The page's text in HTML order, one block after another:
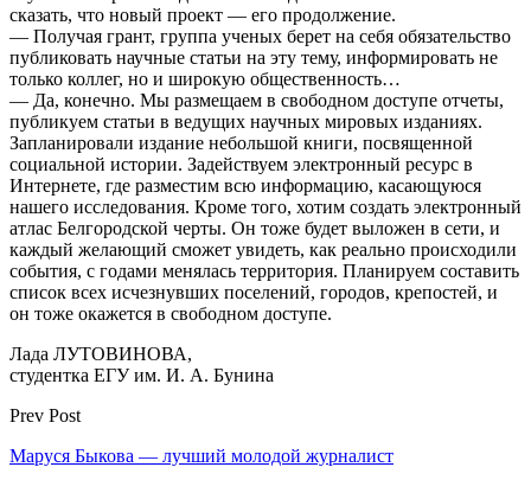
сказать, что новый проект — его продолжение.
— Получая грант, группа ученых берет на себя обязательство
пуб­ликовать научные статьи на эту тему, информировать не
только коллег, но и широкую общественность…
— Да, конечно. Мы размещаем в свободном доступе отчеты,
публикуем статьи в ведущих научных мировых изданиях.
Запланировали издание небольшой книги, посвященной
социальной истории. Задействуем электронный ресурс в
Интернете, где разместим всю информацию, касающуюся
нашего исследования. Кроме того, хотим создать электронный
атлас Белгородской черты. Он тоже будет выложен в сети, и
каждый желающий сможет увидеть, как реально происходили
события, с годами менялась территория. Планируем составить
список всех исчезнувших поселений, городов, крепостей, и
он тоже окажется в свободном доступе.
Лада ЛУТОВИНОВА,
студентка ЕГУ им. И. А. Бунина
Prev Post
Маруся Быкова — лучший молодой журналист